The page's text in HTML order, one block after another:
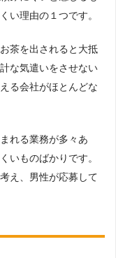
い理由の１つです。
茶を出されると大抵
な気遣いをさせない
る会社がほとんどな
れる業務が多々あ
いものばかりです。
え、男性が応募して